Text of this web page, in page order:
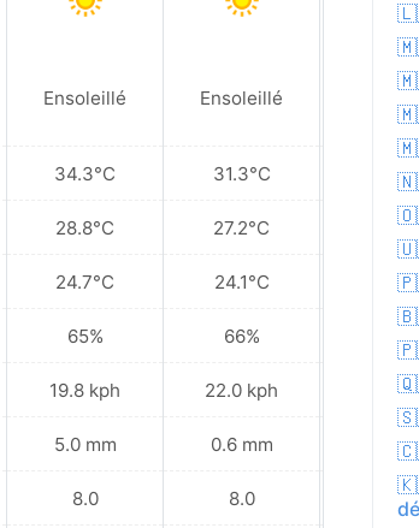
Ensoleillé
34.3°C
28.8°C
24.7°C
65%
19.8 kph
5.0 mm
8.0
Ensoleillé
31.3°C
27.2°C
24.1°C
66%
22.0 kph
0.6 mm
8.0
67%
24.8
0.0
6.0